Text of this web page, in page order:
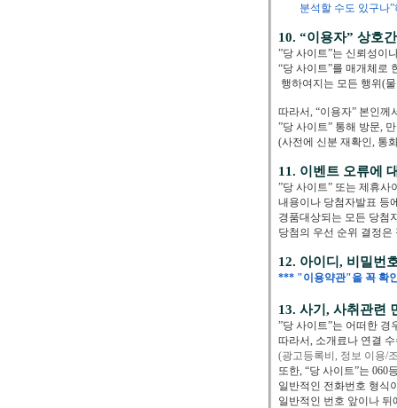
분석할 수도 있구나”
10. “이용자” 상호
”당 사이트”는 신뢰성이
“당 사이트”를 매개체로
행하여지는 모든 행위(
따라서, “이용자” 본인께
”당 사이트” 통해 방문,
(사전에 신분 재확인, 통
11. 이벤트 오류에
”당 사이트” 또는 제휴
내용이나 당첨자발표 등
경품대상되는 모든 당첨
당첨의 우선 순위 결정
12. 아이디, 비밀번
*** "이용약관"을 꼭 확
13. 사기, 사취관련
”당 사이트”는 어떠한
따라서, 소개료나 연결
(광고등록비, 정보 이용/
또한, “당 사이트”는 060
일반적인 전화번호 형식
일반적인 번호 앞이나